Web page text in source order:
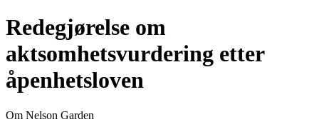
Redegjørelse om
aktsomhetsvurdering etter
åpenhetsloven
Om Nelson Garden